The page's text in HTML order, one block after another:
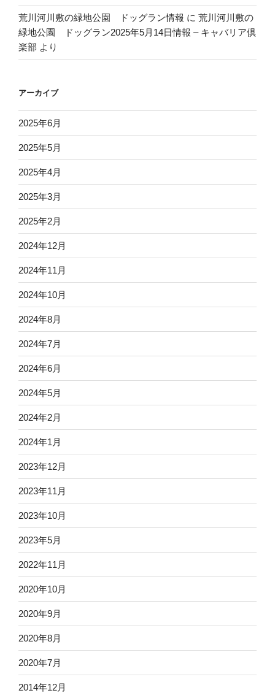
荒川河川敷の緑地公園 ドッグラン情報 に 荒川河川敷の
緑地公園 ドッグラン2025年5月14日情報 – キャバリア倶
楽部 より
アーカイブ
2025年6月
2025年5月
2025年4月
2025年3月
2025年2月
2024年12月
2024年11月
2024年10月
2024年8月
2024年7月
2024年6月
2024年5月
2024年2月
2024年1月
2023年12月
2023年11月
2023年10月
2023年5月
2022年11月
2020年10月
2020年9月
2020年8月
2020年7月
2014年12月